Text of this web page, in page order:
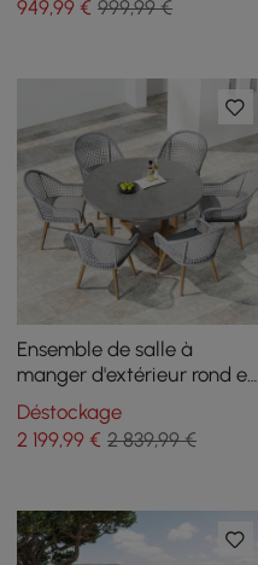
949,99 € 999,99 €
Ensemble de salle à
manger d'extérieur rond en
teck, 7 pièces, avec
fauteuil tissé gris, 6
personnes
Déstockage
2 199,99 € 2 839,99 €